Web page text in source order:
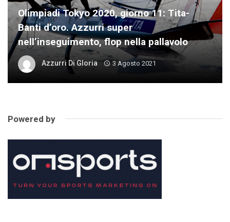
Olimpiadi Tokyo 2020, giorno 11: Tita-
Banti d’oro. Azzurri super
nell’inseguimento, flop nella pallavolo
Azzurri Di Gloria 3 Agosto 2021
Powered by